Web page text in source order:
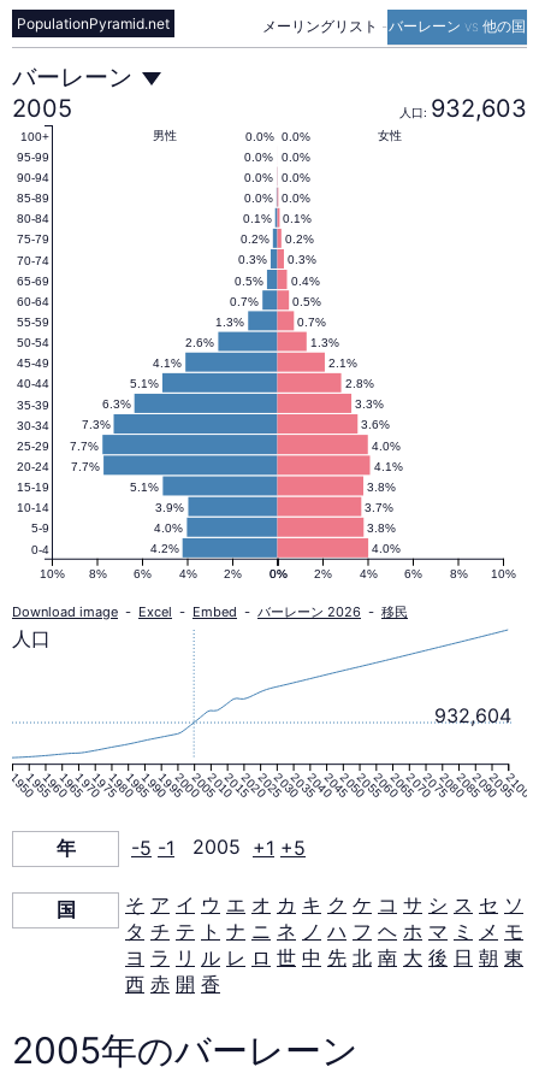
メーリングリスト -バーレーン vs 他の国
PopulationPyramid.net
バ
ー
レ
ー
ン
の
人
口
ピ
ミ
ッ
ド
2005
バーレーン
2005
人口: 932,603
4.0%
4.2%
3.8%
4.0%
3.7%
3.9%
3.8%
5.1%
4.1%
7.7%
4.0%
7.7%
3.6%
7.3%
3.3%
6.3%
2.8%
5.1%
2.1%
4.1%
1.3%
2.6%
0.7%
1.3%
0.5%
0.7%
0.4%
0.5%
0.3%
0.3%
0.2%
0.2%
0.1%
0.1%
0.0%
0.0%
0.0%
0.0%
0.0%
0.0%
0.0%
0.0% 女性
男性
0% 2% 4% 6% 8% 10%
10% 8% 6% 4% 2% 0%
0-4
5-9
10-14
15-19
20-24
25-29
30-34
35-39
40-44
45-49
50-54
55-59
60-64
65-69
70-74
75-79
80-84
85-89
90-94
95-99
100+
Download image - Excel - Embed - バーレーン 2026 - 移民
1950195519601965197019751980198519901995200020052010201520202025203020352040204520502055206020652070207520802085209020952100
932,604
人口
年 -5 -1 2005 +1 +5
国 そ ア イ ウ エ オ カ キ ク ケ コ サ シ ス セ ソ
タ チ テ ト ナ ニ ネ ノ ハ フ ヘ ホ マ ミ メ モ
ヨ ラ リ ル レ ロ 世 中 先 北 南 大 後 日 朝 東
西 赤 開 香
2005年のバーレーン